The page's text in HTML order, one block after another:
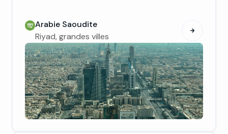
Arabie Saoudite
Riyad, grandes villes